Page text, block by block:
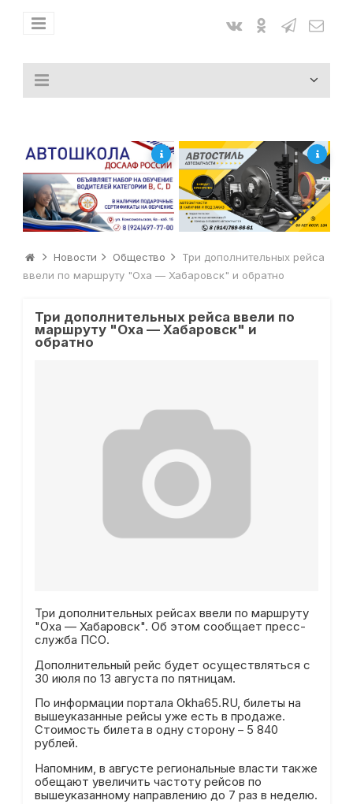
Новости Общество
Три дополнительных рейса
ввели по маршруту "Оха — Хабаровск" и обратно
Три дополнительных рейса ввели по
маршруту "Оха — Хабаровск" и
обратно
Три дополнительных рейсах ввели по маршруту
"Оха — Хабаровск". Об этом сообщает пресс-
служба ПСО.
Дополнительный рейс будет осуществляться с
30 июля по 13 августа по пятницам.
По информации портала Okha65.RU, билеты на
вышеуказанные рейсы уже есть в продаже.
Стоимость билета в одну сторону – 5 840
рублей.
Напомним, в августе региональные власти также
обещают увеличить частоту рейсов по
вышеуказанному направлению до 7 раз в неделю.